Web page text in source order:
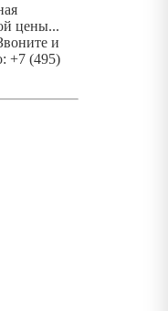
цены...
и
+7 (495)